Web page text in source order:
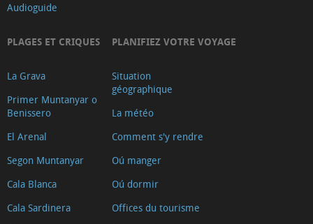
Audioguide
PLAGES ET CRIQUES
La Grava
Primer Muntanyar o
Benissero
El Arenal
Segon Muntanyar
Cala Blanca
Cala Sardinera
PLANIFIEZ VOTRE VOYAGE
Situation
géographique
La météo
Comment s'y rendre
Oú manger
Oú dormir
Offices du tourisme